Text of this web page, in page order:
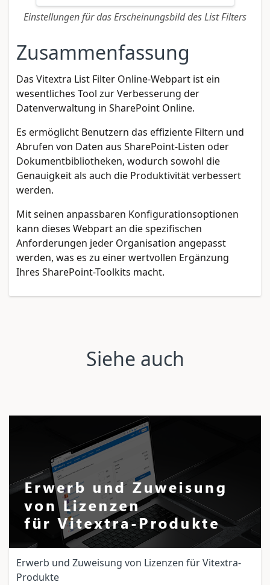
Einstellungen für das Erscheinungsbild des List Filters
Zusammenfassung
Das Vitextra List Filter Online-Webpart ist ein
wesentliches Tool zur Verbesserung der
Datenverwaltung in SharePoint Online.
Es ermöglicht Benutzern das effiziente Filtern und
Abrufen von Daten aus SharePoint-Listen oder
Dokumentbibliotheken, wodurch sowohl die
Genauigkeit als auch die Produktivität verbessert
werden.
Mit seinen anpassbaren Konfigurationsoptionen
kann dieses Webpart an die spezifischen
Anforderungen jeder Organisation angepasst
werden, was es zu einer wertvollen Ergänzung
Ihres SharePoint-Toolkits macht.
Siehe auch
Erwerb und Zuweisung von Lizenzen für Vitextra-
Produkte